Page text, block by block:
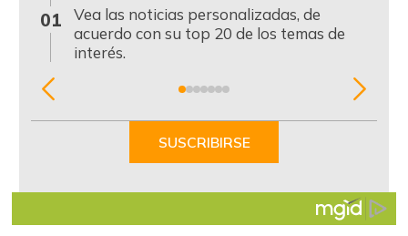
01
Vea las noticias personalizadas, de
acuerdo con su top 20 de los temas de
interés.
Item
SUSCRIBIRSE